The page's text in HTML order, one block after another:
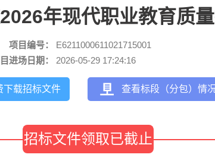
年现代职业教育质
项目编号：
E6211000611021715001
进场日期：
2026-05-29 17:24:16
下载招标文件 查看标段（分包）情
招标文件领取已截止